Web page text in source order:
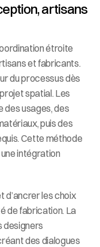
artisans
étroite
et fabricants.
du processus dès
spatial. Les
des usages, des
puis des
Cette méthode
intégration
d’ancrer les choix
de fabrication. La
designers
des dialogues